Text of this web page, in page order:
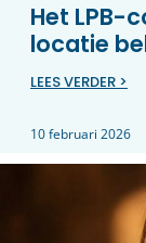
Het LPB-
locatie
LEES VERDER >
10 februari 2026